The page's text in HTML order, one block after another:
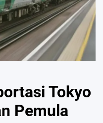
Tokyo
Pemula